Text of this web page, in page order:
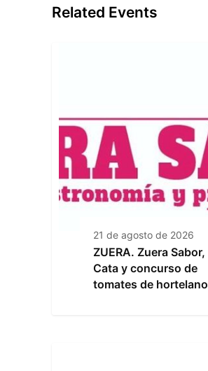
Related Events
21 de agosto de 2026
ZUERA. Zuera Sabor,
Cata y concurso de
tomates de hortelano